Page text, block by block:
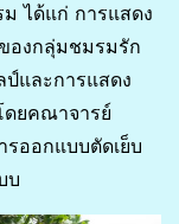
ได้แก่ การแสดง
องกลุ่มชมรมรัก
และการแสดง
ดยคณาจารย์
ออกแบบตัดเย็บ
บ